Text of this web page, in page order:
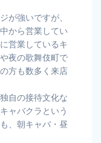
が強いですが、
から営業してい
営業しているキ
夜の歌舞伎町で
方も数多く来店
自の接待文化な
ャバクラという
、朝キャバ・昼